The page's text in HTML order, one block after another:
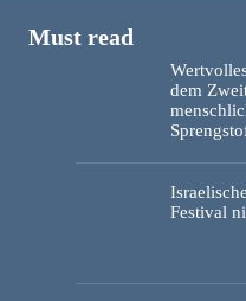
dem
Festival